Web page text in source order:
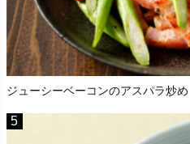
ジューシーベーコンのアスパラ炒め